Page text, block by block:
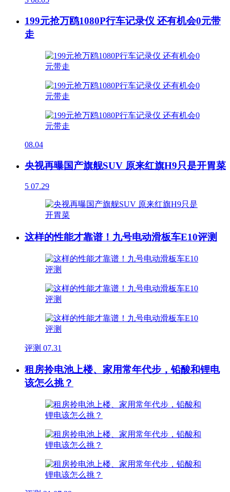
199元抢万鸥1080P行车记录仪 还有机会0元带
走
08.04
央视再曝国产旗舰SUV 原来红旗H9只是开胃菜
5 07.29
这样的性能才靠谱！九号电动滑板车E10评测
评测 07.31
租房拎电池上楼、家用常年代步，铅酸和锂电
该怎么挑？